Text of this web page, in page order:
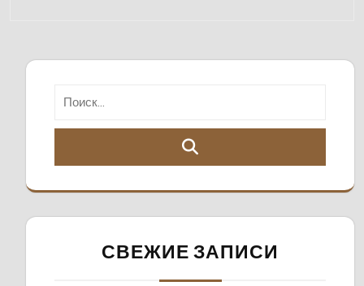
СВЕЖИЕ ЗАПИСИ